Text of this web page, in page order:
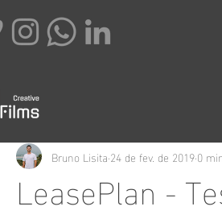
LeasePlan -
Bruno Lisita 24 de fev. de 20190